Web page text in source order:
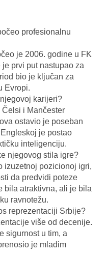
profesionalnu
je 2006. godine u FK
prvi put nastupao za
bio je ključan za
Evropi.
karijeri?
Čelsi i Mančester
ostavio je poseban
je postao
inteligenciju.
njegovog stila igre?
izuzetnoj pozicionoj igri,
da predvidi poteze
bila atraktivna, ali je bila
ravnotežu.
reprezentaciji Srbije?
više od decenije.
sigurnost u tim, a
je mlađim